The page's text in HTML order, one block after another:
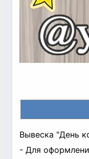
Вывеска "День
- Для